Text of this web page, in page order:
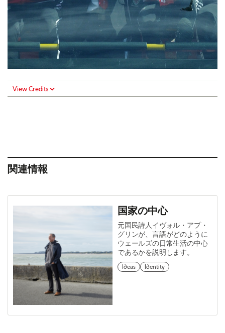
View Credits
関連情報
国家の中心
元国民詩人イヴォル・アプ・
グリンが、言語がどのように
ウェールズの日常生活の中心
であるかを説明します。
Ideas Identity